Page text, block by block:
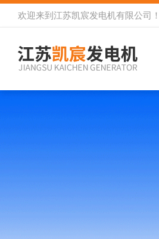
欢迎来到 江苏凯宸发电机有限公司 ！